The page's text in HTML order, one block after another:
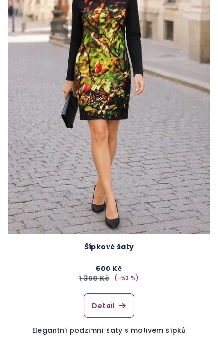
Šípkové šaty
600 Kč
1 300 Kč
(–53 %)
Detail
Elegantní podzimní šaty s motivem šípků